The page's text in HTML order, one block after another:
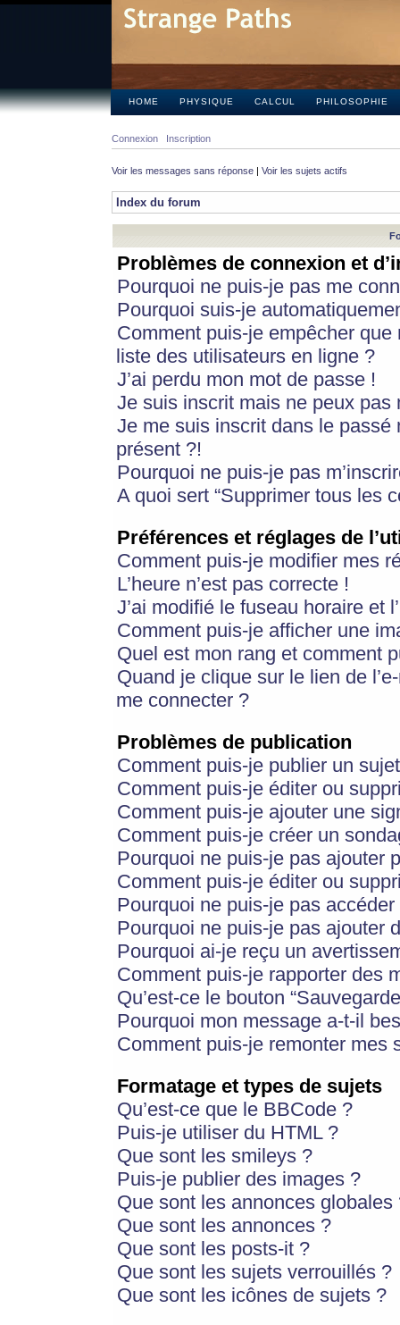
HOME PHYSIQUE CALCUL PHILOSOPHIE
Connexion Inscription
Voir les messages sans réponse | Voir les sujets actifs
Index du forum
Problèmes de connexion et
Pourquoi ne puis-je pas me
Pourquoi suis-je
Comment puis-je empêcher
liste des utilisateurs en ligne ?
J’ai perdu mon mot de passe !
Je suis inscrit mais ne peux pas
Je me suis inscrit dans le
présent ?!
Pourquoi ne puis-je pas
A quoi sert “Supprimer tous les
Préférences et réglages de
Comment puis-je modifier mes
L’heure n’est pas correcte !
J’ai modifié le fuseau horaire et
Comment puis-je afficher une
Quel est mon rang et comment
Quand je clique sur le lien de
me connecter ?
Problèmes de publication
Comment puis-je publier un
Comment puis-je éditer ou
Comment puis-je ajouter une
Comment puis-je créer un
Pourquoi ne puis-je pas ajouter
Comment puis-je éditer ou
Pourquoi ne puis-je pas
Pourquoi ne puis-je pas ajouter
Pourquoi ai-je reçu un
Comment puis-je rapporter des
Qu’est-ce le bouton
Pourquoi mon message a-t-il
Comment puis-je remonter mes
Formatage et types de sujets
Qu’est-ce que le BBCode ?
Puis-je utiliser du HTML ?
Que sont les smileys ?
Puis-je publier des images ?
Que sont les annonces globales
Que sont les annonces ?
Que sont les posts-it ?
Que sont les sujets verrouillés ?
Que sont les icônes de sujets ?